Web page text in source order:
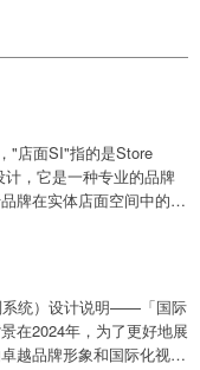
"店面SI"指的是Store
，它是一种专业的品牌
牌在实体店面空间中的视
系统）设计说明——「国际
在2024年，为了更好地展
越品牌形象和国际化视